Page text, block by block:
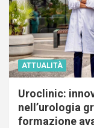
ATTUALITÀ
Uroclinic:
nell’urologia
formazione